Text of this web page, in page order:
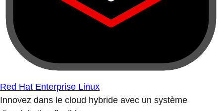
Red Hat Enterprise Linux
Innovez dans le cloud hybride avec un système